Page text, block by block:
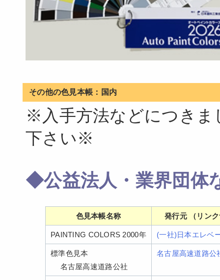
その他の色見本帳：国内
※入手方法などにつきま
下さい※
◆公益法人・業界団体
色見本帳名称 発行元 （リン
PAINTING COLORS 2000年 (一社)日本エレベ
標準色見本
名古屋高速道路公社
名古屋高速道路公